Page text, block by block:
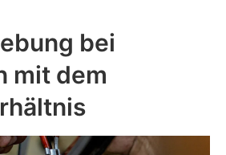
bei
mit dem